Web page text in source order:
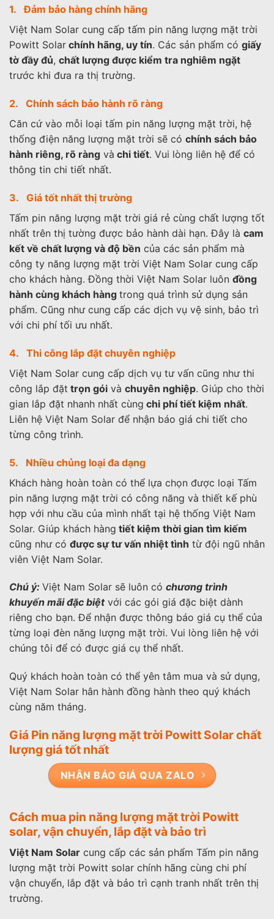
1. Đảm bảo hàng chính hãng
Việt Nam Solar cung cấp tấm pin năng lượng mặt trời
Powitt Solar chính hãng, uy tín. Các sản phẩm có giấy
tờ đầy đủ, chất lượng được kiểm tra nghiêm ngặt
trước khi đưa ra thị trường.
2. Chính sách bảo hành rõ ràng
Căn cứ vào mỗi loại tấm pin năng lượng mặt trời, hệ
thống điện năng lượng mặt trời sẽ có chính sách bảo
hành riêng, rõ ràng và chi tiết. Vui lòng liên hệ để có
thông tin chi tiết nhất.
3. Giá tốt nhất thị trường
Tấm pin năng lượng mặt trời giá rẻ cùng chất lượng tốt
nhất trên thị tường được bảo hành dài hạn. Đây là cam
kết về chất lượng và độ bền của các sản phẩm mà
công ty năng lượng mặt trời Việt Nam Solar cung cấp
cho khách hàng. Đồng thời Việt Nam Solar luôn đồng
hành cùng khách hàng trong quá trình sử dụng sản
phẩm. Cũng như cung cấp các dịch vụ vệ sinh, bảo trì
với chi phí tối ưu nhất.
4. Thi công lắp đặt chuyên nghiệp
Việt Nam Solar cung cấp dịch vụ tư vấn cũng như thi
công lắp đặt trọn gói và chuyên nghiệp. Giúp cho thời
gian lắp đặt nhanh nhất cùng chi phí tiết kiệm nhất.
Liên hệ Việt Nam Solar để nhận báo giá chi tiết cho
từng công trình.
5. Nhiều chủng loại đa dạng
Khách hàng hoàn toàn có thể lựa chọn được loại Tấm
pin năng lượng mặt trời có công năng và thiết kế phù
hợp với nhu cầu của mình nhất tại hệ thống Việt Nam
Solar. Giúp khách hàng tiết kiệm thời gian tìm kiếm
cũng như có được sự tư vấn nhiệt tình từ đội ngũ nhân
viên Việt Nam Solar.
Chú ý: Việt Nam Solar sẽ luôn có chương trình
khuyến mãi đặc biệtvới các gói giá đặc biệt dành
riêng cho bạn. Để nhận được thông báo giá cụ thể của
từng loại đèn năng lượng mặt trời. Vui lòng liên hệ với
chúng tôi để có được giá cụ thể nhất.
Quý khách hoàn toàn có thể yên tâm mua và sử dụng,
Việt Nam Solar hân hành đồng hành theo quý khách
cùng năm tháng.
Giá Pin năng lượng mặt trời Powitt Solar chất
lượng giá tốt nhất
NHẬN BÁO GIÁ QUA ZALO
Cách mua pin năng lượng mặt trời Powitt
solar, vận chuyển, lắp đặt và bảo trì
Việt Nam Solar cung cấp các sản phẩm Tấm pin năng
lượng mặt trời Powitt solar chính hãng cùng chi phí
vận chuyển, lắp đặt và bảo trì cạnh tranh nhất trên thị
trường.